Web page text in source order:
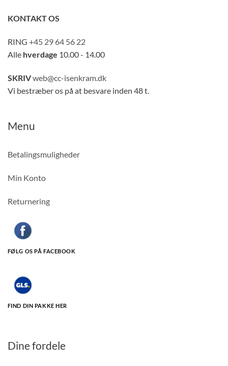
KONTAKT OS
RING +45 29 64 56 22
Alle hverdage 10.00 - 14.00
SKRIVweb@cc-isenkram.dk
Vi bestræber os på at besvare inden 48 t.
Menu
Betalingsmuligheder
Min Konto
Returnering
FØLG OS PÅ FACEBOOK
FIND DIN PAKKE HER
Dine fordele